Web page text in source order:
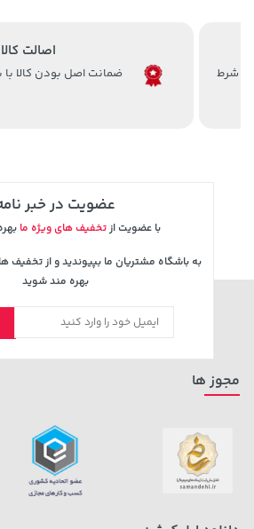
اصالت کالا
ضمانت اصل بودن کالا با
عضویت در خبر
با عضویت ازتخفیف های ویژه ما
به باشگاه مشتریان ما بپیوندید و از تخفیف
بهره مند شوید
مجوز ها